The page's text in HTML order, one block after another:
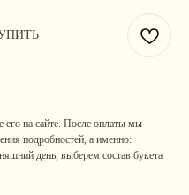
его на сайте. После оплаты мы
подробностей, а именно:
день, выберем состав букета